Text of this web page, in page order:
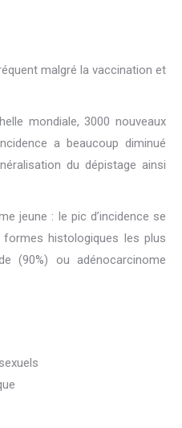
malgré la vaccination et
mondiale, 3000 nouveaux
a beaucoup diminué
du dépistage ainsi
jeune : le pic d’incidence se
histologiques les plus
(90%) ou adénocarcinome